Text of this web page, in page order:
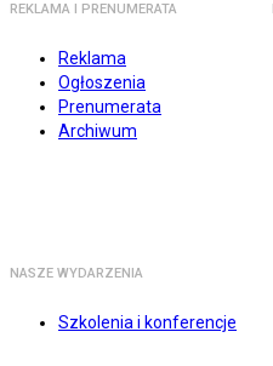
REKLAMA I PRENUMERATA
Reklama
Ogłoszenia
Prenumerata
Archiwum
NASZE WYDARZENIA
Szkolenia i konferencje